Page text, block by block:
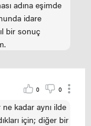
adına eşimde
idare
bir sonuç
0 0
kadar aynı ilde
için; diğer bir